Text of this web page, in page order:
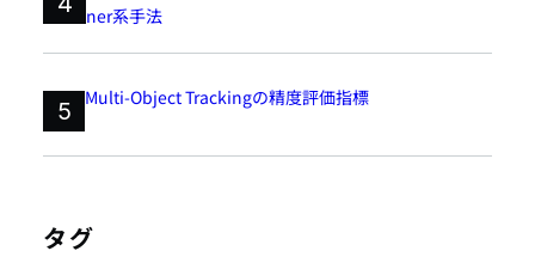
ner系手法
5 Multi-Object Trackingの精度評価指標
タグ